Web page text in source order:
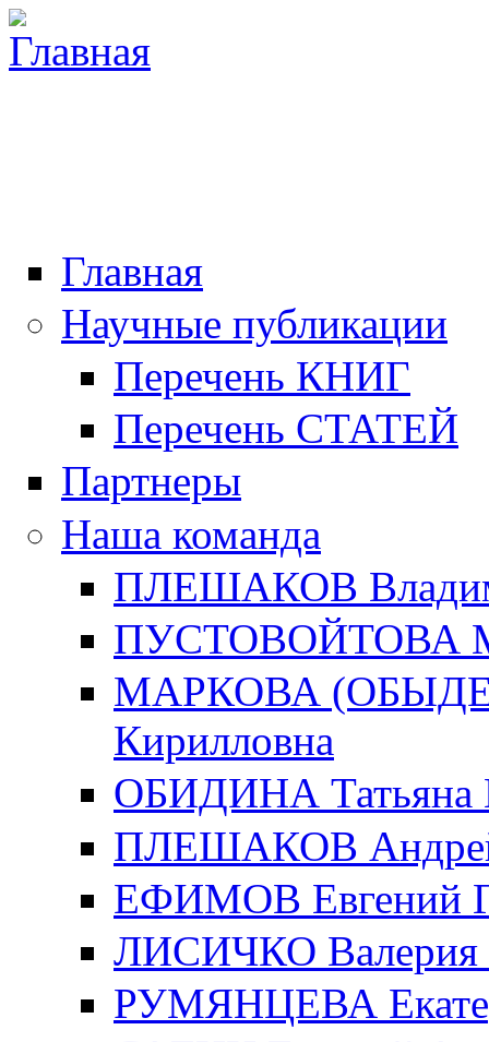
Главная
Научные публикации
Перечень КНИГ
Перечень СТАТЕЙ
Партнеры
Наша команда
ПЛЕШАКОВ
ПУСТОВОЙТОВА
МАРКОВА
Кирилловна
ОБИДИНА Татьяна
ПЛЕШАКОВ
ЕФИМОВ Евгений
ЛИСИЧКО Валерия
РУМЯНЦЕВА